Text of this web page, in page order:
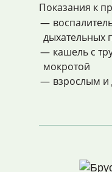
Показания к
дыхательных
кашель с
мокротой
взрослым и